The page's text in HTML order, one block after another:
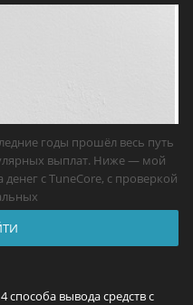
годы прошёл весь путь
выплат. Ниже — мой
с TuneCore, с проверкой
способа вывода средств с